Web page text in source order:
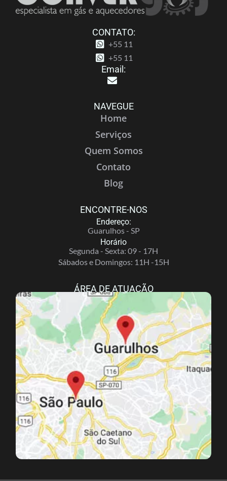
CONTATO:
+55 11
+55 11
Email:
NAVEGUE
Home
Serviços
Quem Somos
Contato
Blog
ENCONTRE-NOS
Endereço:
Guarulhos - SP
Horário
Segunda - Sexta: 09 - 17H
Sábados e Domingos: 11H -15H
ÁREA DE ATUAÇÃO